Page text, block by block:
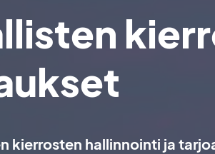
kierrosten hallinnointi ja